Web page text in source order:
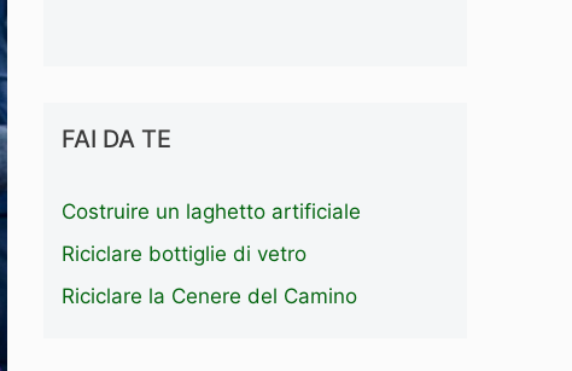
FAI DA TE
Costruire un laghetto artificiale
Riciclare bottiglie di vetro
Riciclare la Cenere del Camino